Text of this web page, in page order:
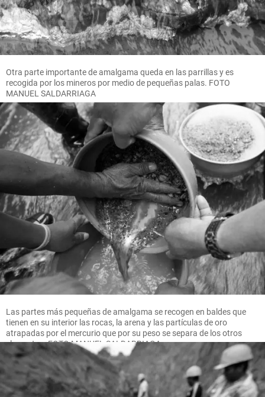
Otra parte importante de amalgama queda en las parrillas y es
recogida por los mineros por medio de pequeñas palas. FOTO
MANUEL SALDARRIAGA
Las partes más pequeñas de amalgama se recogen en baldes que
tienen en su interior las rocas, la arena y las partículas de oro
atrapadas por el mercurio que por su peso se separa de los otros
elementos. FOTO MANUEL SALDARRIAGA